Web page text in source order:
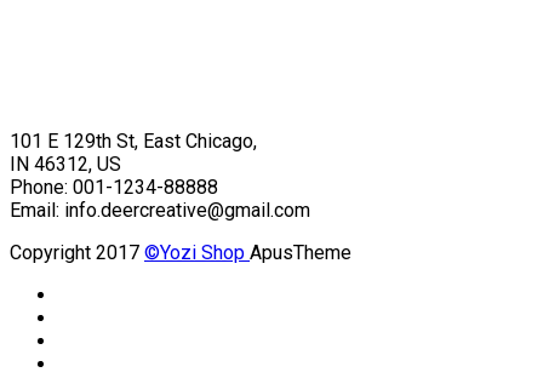
101 E 129th St, East Chicago,
IN 46312, US
Phone: 001-1234-88888
Email: info.deercreative@gmail.com
Copyright 2017 ©Yozi Shop ApusTheme